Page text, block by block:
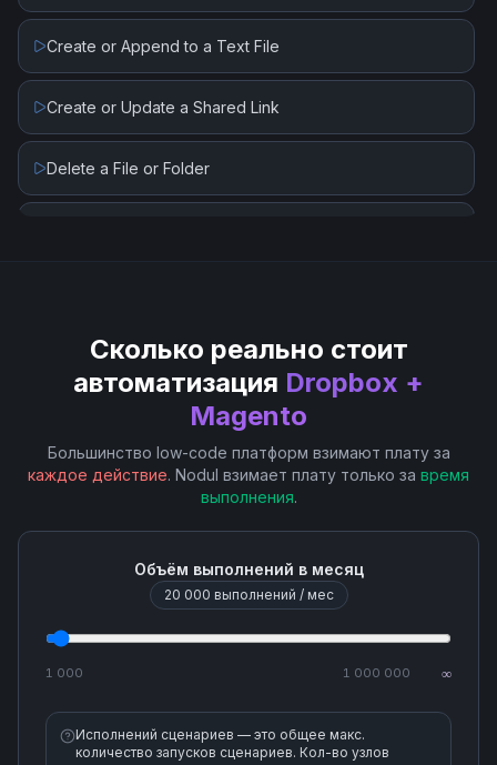
Create or Append to a Text File
Create or Update a Shared Link
Delete a File or Folder
Move a File or Folder
Rename a File or Folder
Restore a File
Search Files and Folders
Сколько реально стоит
автоматизация Dropbox +
Magento
Большинство low-code платформ взимают плату за
каждое действие. Nodul взимает плату только за время
выполнения.
Объём выполнений в месяц
20 000 выполнений / мес
1 000 1 000 000 ∞
Исполнений сценариев — это общее макс.
количество запусков сценариев. Кол-во узлов